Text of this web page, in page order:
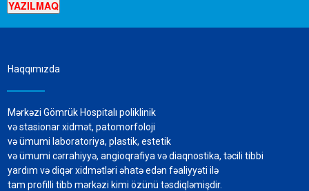
Haqqımızda
Mərkəzi Gömrük Hospitalı poliklinik
və stasionar xidmət, patomorfoloji
və ümumi laboratoriya, plastik, estetik
və ümumi cərrahiyyə, angioqrafiya və diaqnostika, təcili tibbi
yardım və diqər xidmətləri əhatə edən fəaliyyəti ilə
tam profilli tibb mərkəzi kimi özünü təsdiqləmişdir.